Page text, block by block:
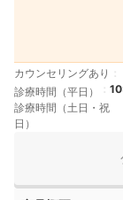
カウンセリングあり
診療時間（平日）
診療時間（土日・祝
日）